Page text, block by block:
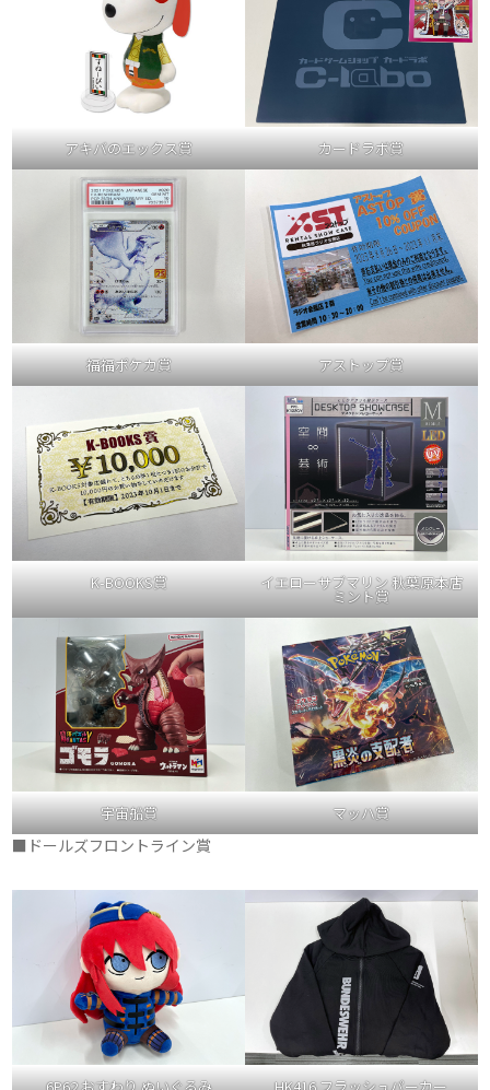
アキバのエックス賞 カードラボ賞
福福ポケカ賞 アストップ賞
K-BOOKS賞 イエローサブマリン 秋葉原本店
ミント賞
宇宙船賞 マッハ賞
■ドールズフロントライン賞